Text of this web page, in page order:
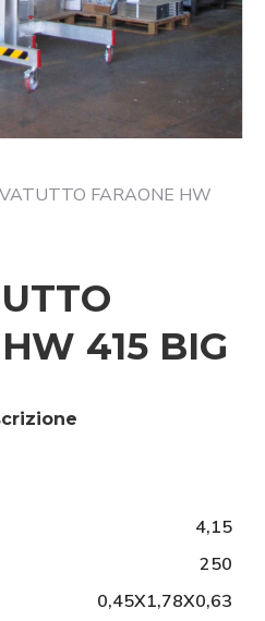
FARAONE HW
415 BIG
4,15
250
0,45X1,78X0,63